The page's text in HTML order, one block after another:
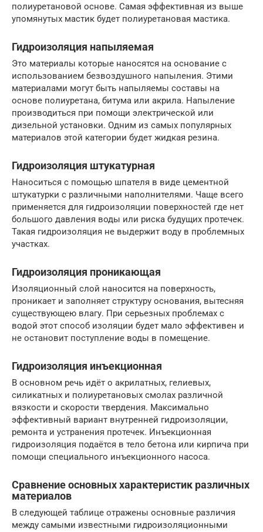
полиуретановой основе. Самая эффективная из выше
упомянутых мастик будет полиуретановая мастика.
Гидроизоляция напыляемая
Это материалы которые наносятся на основание с
использованием безвоздушного напыления. Этими
материалами могут быть напыляемы составы на
основе полиуретана, битума или акрила. Напыление
производиться при помощи электрической или
дизельной установки. Одним из самых популярных
материалов этой категории будет жидкая резина.
Гидроизоляция штукатурная
Наноситься с помощью шпателя в виде цементной
штукатурки с различными наполнителями. Чаще всего
применяется для гидроизоляции поверхностей где нет
большого давления воды или риска будущих протечек.
Такая гидроизоляция не выдержит воду в проблемных
участках.
Гидроизоляция проникающая
Изоляционный слой наносится на поверхность,
проникает и заполняет структуру основания, вытесняя
существующею влагу. При серьезных проблемах с
водой этот способ изоляции будет мало эффективен и
не остановит поступление воды в помещение.
Гидроизоляция инъекционная
В основном речь идёт о акрилатных, гелиевых,
силикатных и полиуретановых смолах различной
вязкости и скорости твердения. Максимально
эффективный вариант внутренней гидроизоляции,
ремонта и устранения протечек. Инъекционная
гидроизоляция подаётся в тело бетона или кирпича при
помощи специального инъекционного насоса.
Сравнение основных характеристик различных
материалов
В следующей таблице отражены основные различия
между самыми известными гидроизоляционными